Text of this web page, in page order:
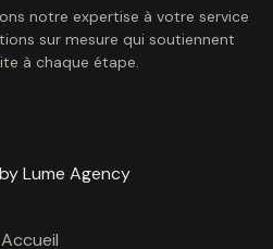
notre expertise à votre service
sur mesure qui soutiennent
à chaque étape.
Lume Agency
Accueil